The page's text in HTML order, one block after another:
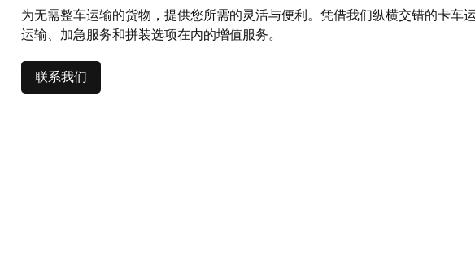
为无需整车运输的货物，提供您所需的灵活与便利。凭借我们纵横交错的卡
运输、加急服务和拼装选项在内的增值服务。
联系我们